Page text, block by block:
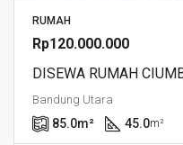
RUMAH
Rp120.000.000
Bandung Utara
85.0m² 45.0m²